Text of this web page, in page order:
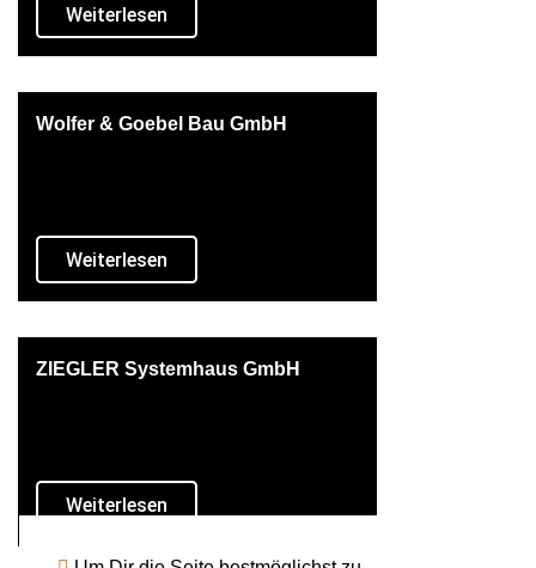
Weiterlesen
Wolfer & Goebel Bau GmbH
Weiterlesen
ZIEGLER Systemhaus GmbH
Weiterlesen